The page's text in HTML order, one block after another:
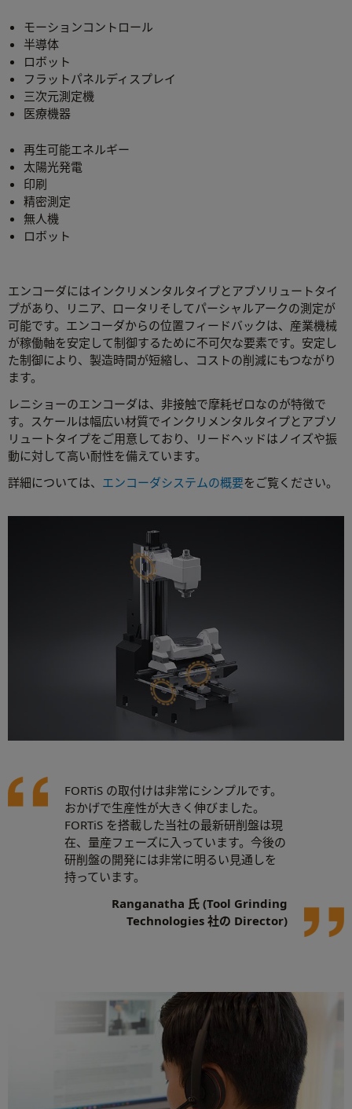
モーションコントロール
半導体
ロボット
フラットパネルディスプレイ
三次元測定機
医療機器
再生可能エネルギー
太陽光発電
印刷
精密測定
無人機
ロボット
エンコーダにはインクリメンタルタイプとアブソリュートタイ
プがあり、リニア、ロータリそしてパーシャルアークの測定が
可能です。エンコーダからの位置フィードバックは、産業機械
が稼働軸を安定して制御するために不可欠な要素です。安定し
た制御により、製造時間が短縮し、コストの削減にもつながり
ます。
レニショーのエンコーダは、非接触で摩耗ゼロなのが特徴で
す。スケールは幅広い材質でインクリメンタルタイプとアブソ
リュートタイプをご用意しており、リードヘッドはノイズや振
動に対して高い耐性を備えています。
詳細については、 エンコーダシステムの概要をご覧ください。
FORTiS の取付けは非常にシンプルです。
おかげで生産性が大きく伸びました。
FORTiS を搭載した当社の最新研削盤は現
在、量産フェーズに入っています。今後の
研削盤の開発には非常に明るい見通しを
持っています。
Ranganatha 氏 (Tool Grinding
Technologies 社の Director)